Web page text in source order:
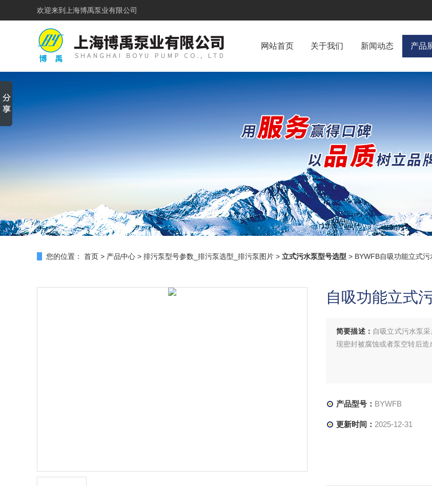
欢迎来到 上海博禹泵业有限公司
网站首页 关于我们 新闻动态 产品
您的位置： 首页 > 产品中心 > 排污泵型号参数_排污泵选型_排污泵图片 > 立式污水泵型号选型 > BYWFB自吸功能立式污
自吸功能立式
简要描述： 自吸立式污水泵
现密封被腐蚀或者泵空转后造
产品型号： BYWFB
更新时间： 2025-12-31